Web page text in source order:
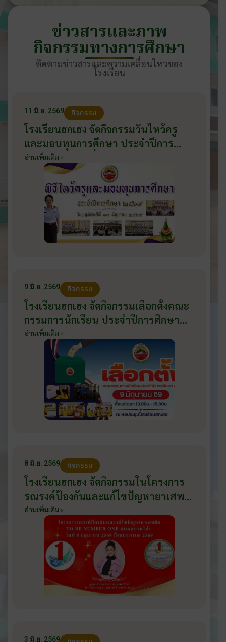
ข่าวสารและภาพ
กิจกรรมทางการศึกษา
ติดตามข่าวสารและความเคลื่อนไหวของ
โรงเรียน
11 มิ.ย. 2569 กิจกรรม
โรงเรียนฮกเฮง จัดกิจกรรมวันไหว้ครู
และมอบทุนการศึกษา ประจำปีการ
ศึกษา 2569 วันที่ 11 มิถุนายน 2569
อ่านเพิ่มเติม ›
9 มิ.ย. 2569 กิจกรรม
โรงเรียนฮกเฮง จัดกิจกรรมเลือกตั้งคณะ
กรรมการนักเรียน ประจำปีการศึกษา
2569 ส่งเสริมประชาธิปไตยในโรงเรียน
วันที่ 9 มิถุนายน 2569
อ่านเพิ่มเติม ›
8 มิ.ย. 2569 กิจกรรม
โรงเรียนฮกเฮง จัดกิจกรรมในโครงการ
รณรงค์ป้องกันและแก้ไขปัญหายาเสพ
ติด TO BE NUMBER ONE อำเภอ
บ้านโป่ง ปีงบประมาณ 2569 ให้กับ
นักเรียนแกนนำ ในวันที่ 8 มิถุนายน
2569
อ่านเพิ่มเติม ›
3 มิ.ย. 2569